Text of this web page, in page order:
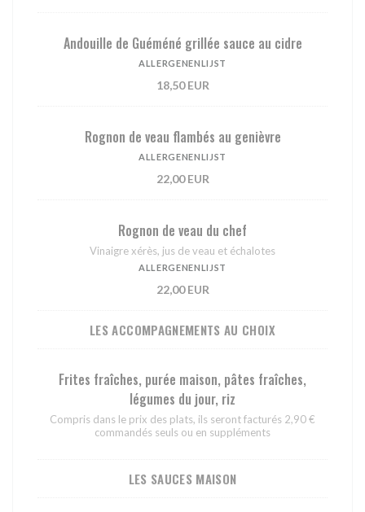
Andouille de Guéméné grillée sauce au cidre
ALLERGENENLIJST
18,50 EUR
Rognon de veau flambés au genièvre
ALLERGENENLIJST
22,00 EUR
Rognon de veau du chef
Vinaigre xérès, jus de veau et échalotes
ALLERGENENLIJST
22,00 EUR
LES ACCOMPAGNEMENTS AU CHOIX
Frites fraîches, purée maison, pâtes fraîches,
légumes du jour, riz
Compris dans le prix des plats, ils seront facturés 2,90 €
commandés seuls ou en suppléments
LES SAUCES MAISON